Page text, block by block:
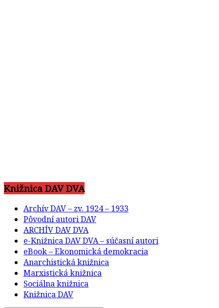
Archív DAV – zv. 1924 – 1933
Pôvodní autori DAV
ARCHÍV DAV DVA
e-Knižnica DAV DVA – súčasní autori
eBook – Ekonomická demokracia
Anarchistická knižnica
Marxistická knižnica
Sociálna knižnica
Knižnica DAV